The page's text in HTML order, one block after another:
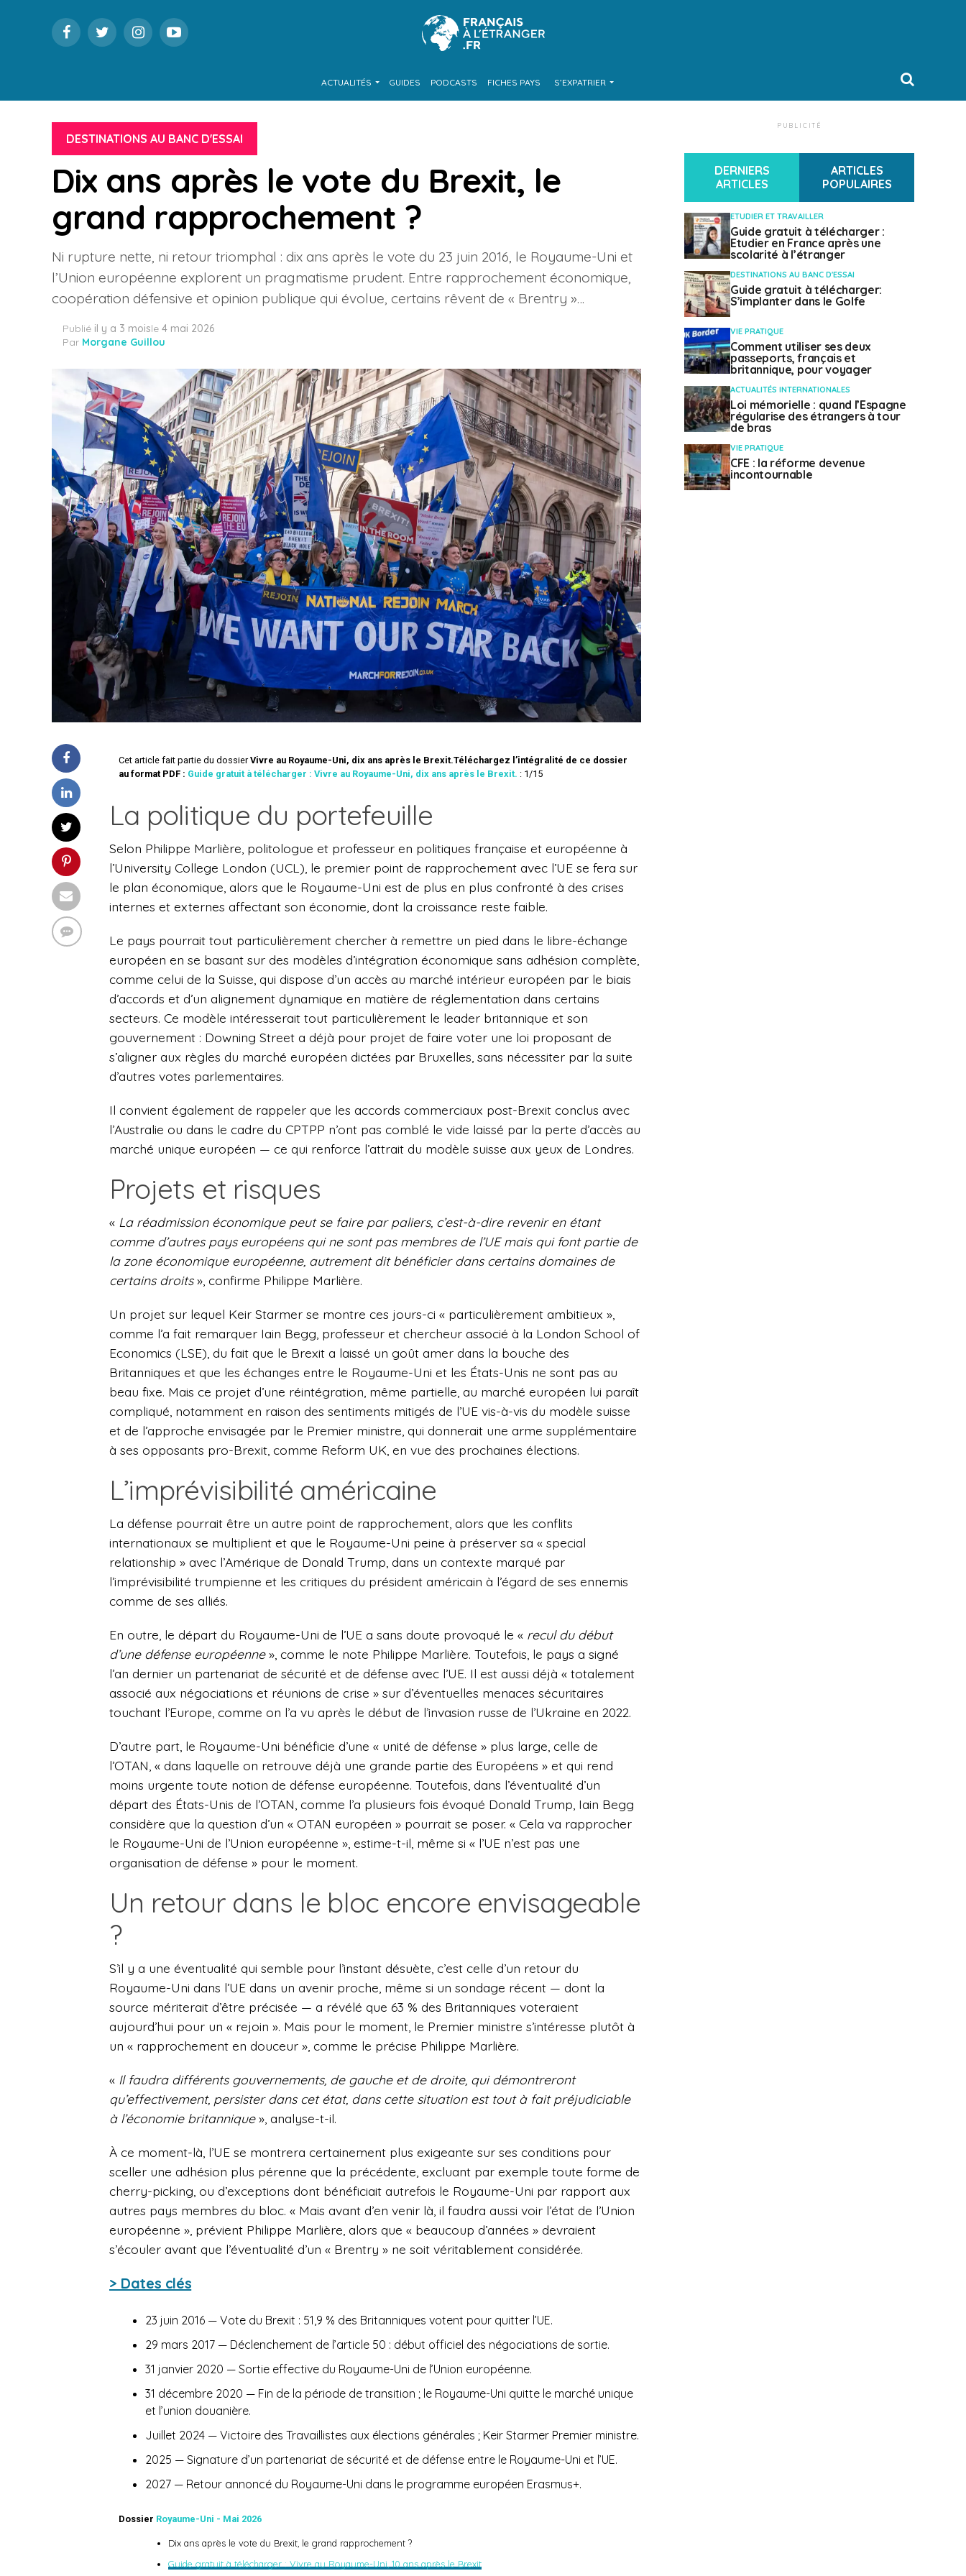
ACTUALITÉS GUIDES PODCASTS FICHES PAYS S’EXPATRIER
DESTINATIONS AU BANC D'ESSAI
Dix ans après le vote du Brexit, le
grand rapprochement ?
Ni rupture nette, ni retour triomphal : dix ans après le vote du 23 juin 2016, le Royaume-Uni et
l’Union européenne explorent un pragmatisme prudent. Entre rapprochement économique,
coopération défensive et opinion publique qui évolue, certains rêvent de « Brentry »…
Publié il y a 3 moisle 4 mai 2026
Par Morgane Guillou
Cet article fait partie du dossierVivre au Royaume-Uni, dix ans après le Brexit.Téléchargez l’intégralité de ce dossier
au format PDF : Guide gratuit à télécharger : Vivre au Royaume-Uni, dix ans après le Brexit. : 1/15
La politique du portefeuille
Selon Philippe Marlière, politologue et professeur en politiques française et européenne à
l’University College London (UCL), le premier point de rapprochement avec l’UE se fera sur
le plan économique, alors que le Royaume-Uni est de plus en plus confronté à des crises
internes et externes affectant son économie, dont la croissance reste faible.
Le pays pourrait tout particulièrement chercher à remettre un pied dans le libre-échange
européen en se basant sur des modèles d’intégration économique sans adhésion complète,
comme celui de la Suisse, qui dispose d’un accès au marché intérieur européen par le biais
d’accords et d’un alignement dynamique en matière de réglementation dans certains
secteurs. Ce modèle intéresserait tout particulièrement le leader britannique et son
gouvernement : Downing Street a déjà pour projet de faire voter une loi proposant de
s’aligner aux règles du marché européen dictées par Bruxelles, sans nécessiter par la suite
d’autres votes parlementaires.
Il convient également de rappeler que les accords commerciaux post-Brexit conclus avec
l’Australie ou dans le cadre du CPTPP n’ont pas comblé le vide laissé par la perte d’accès au
marché unique européen — ce qui renforce l’attrait du modèle suisse aux yeux de Londres.
Projets et risques
« La réadmission économique peut se faire par paliers, c’est-à-dire revenir en étant
comme d’autres pays européens qui ne sont pas membres de l’UE mais qui font partie de
la zone économique européenne, autrement dit bénéficier dans certains domaines de
certains droits», confirme Philippe Marlière.
Un projet sur lequel Keir Starmer se montre ces jours-ci « particulièrement ambitieux »,
comme l’a fait remarquer Iain Begg, professeur et chercheur associé à la London School of
Economics (LSE), du fait que le Brexit a laissé un goût amer dans la bouche des
Britanniques et que les échanges entre le Royaume-Uni et les États-Unis ne sont pas au
beau fixe. Mais ce projet d’une réintégration, même partielle, au marché européen lui paraît
compliqué, notamment en raison des sentiments mitigés de l’UE vis-à-vis du modèle suisse
et de l’approche envisagée par le Premier ministre, qui donnerait une arme supplémentaire
à ses opposants pro-Brexit, comme Reform UK, en vue des prochaines élections.
L’imprévisibilité américaine
La défense pourrait être un autre point de rapprochement, alors que les conflits
internationaux se multiplient et que le Royaume-Uni peine à préserver sa « special
relationship » avec l’Amérique de Donald Trump, dans un contexte marqué par
l’imprévisibilité trumpienne et les critiques du président américain à l’égard de ses ennemis
comme de ses alliés.
En outre, le départ du Royaume-Uni de l’UE a sans doute provoqué le « recul du début
d’une défense européenne», comme le note Philippe Marlière. Toutefois, le pays a signé
l’an dernier un partenariat de sécurité et de défense avec l’UE. Il est aussi déjà « totalement
associé aux négociations et réunions de crise » sur d’éventuelles menaces sécuritaires
touchant l’Europe, comme on l’a vu après le début de l’invasion russe de l’Ukraine en 2022.
D’autre part, le Royaume-Uni bénéficie d’une « unité de défense » plus large, celle de
l’OTAN, « dans laquelle on retrouve déjà une grande partie des Européens » et qui rend
moins urgente toute notion de défense européenne. Toutefois, dans l’éventualité d’un
départ des États-Unis de l’OTAN, comme l’a plusieurs fois évoqué Donald Trump, Iain Begg
considère que la question d’un « OTAN européen » pourrait se poser. « Cela va rapprocher
le Royaume-Uni de l’Union européenne », estime-t-il, même si « l’UE n’est pas une
organisation de défense » pour le moment.
Un retour dans le bloc encore envisageable
?
S’il y a une éventualité qui semble pour l’instant désuète, c’est celle d’un retour du
Royaume-Uni dans l’UE dans un avenir proche, même si un sondage récent — dont la
source mériterait d’être précisée — a révélé que 63 % des Britanniques voteraient
aujourd’hui pour un « rejoin ». Mais pour le moment, le Premier ministre s’intéresse plutôt à
un « rapprochement en douceur », comme le précise Philippe Marlière.
« Il faudra différents gouvernements, de gauche et de droite, qui démontreront
qu’effectivement, persister dans cet état, dans cette situation est tout à fait préjudiciable
à l’économie britannique», analyse-t-il.
À ce moment-là, l’UE se montrera certainement plus exigeante sur ses conditions pour
sceller une adhésion plus pérenne que la précédente, excluant par exemple toute forme de
cherry-picking, ou d’exceptions dont bénéficiait autrefois le Royaume-Uni par rapport aux
autres pays membres du bloc. « Mais avant d’en venir là, il faudra aussi voir l’état de l’Union
européenne », prévient Philippe Marlière, alors que « beaucoup d’années » devraient
s’écouler avant que l’éventualité d’un « Brentry » ne soit véritablement considérée.
> Dates clés
23 juin 2016 — Vote du Brexit : 51,9 % des Britanniques votent pour quitter l’UE.
29 mars 2017 — Déclenchement de l’article 50 : début officiel des négociations de sortie.
31 janvier 2020 — Sortie effective du Royaume-Uni de l’Union européenne.
31 décembre 2020 — Fin de la période de transition ; le Royaume-Uni quitte le marché unique
et l’union douanière.
Juillet 2024 — Victoire des Travaillistes aux élections générales ; Keir Starmer Premier ministre.
2025 — Signature d’un partenariat de sécurité et de défense entre le Royaume-Uni et l’UE.
2027 — Retour annoncé du Royaume-Uni dans le programme européen Erasmus+.
Dossier Royaume-Uni - Mai 2026
Dix ans après le vote du Brexit, le grand rapprochement ?
Guide gratuit à télécharger : Vivre au Royaume-Uni, 10 ans après le Brexit
PUBLICITÉ
DERNIERS
ARTICLES
ARTICLES
POPULAIRES
ETUDIER ET TRAVAILLER
Guide gratuit à télécharger :
Etudier en France après une
scolarité à l’étranger
DESTINATIONS AU BANC D'ESSAI
Guide gratuit à télécharger:
S’implanter dans le Golfe
VIE PRATIQUE
Comment utiliser ses deux
passeports, français et
britannique, pour voyager
ACTUALITÉS INTERNATIONALES
Loi mémorielle : quand l’Espagne
régularise des étrangers à tour
de bras
VIE PRATIQUE
CFE : la réforme devenue
incontournable